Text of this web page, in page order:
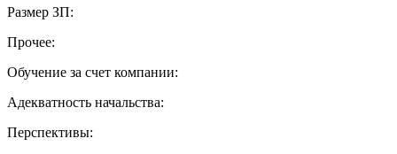
Размер ЗП:
Прочее:
Обучение за счет компании:
Адекватность начальства:
Перспективы: